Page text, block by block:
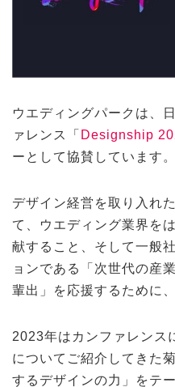
ウエディングパークは、
ァレンス「 Designship
ーとして協賛しています。
デザイン経営を取り入れ
て、ウエディング業界を
献すること、そして一般
ョンである「次世代の産
輩出」を応援するために
2023年はカンファレンス
についてご紹介してきた
するデザインの力」をテ